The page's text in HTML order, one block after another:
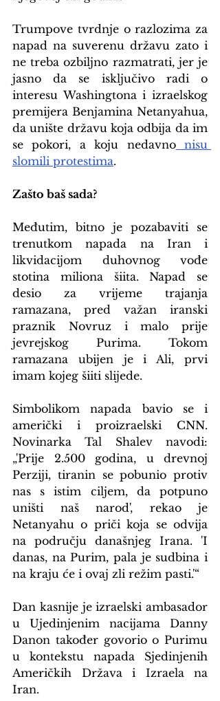
Trumpove tvrdnje o razlozima za
napad na suverenu državu zato i
ne treba ozbiljno razmatrati, jer je
jasno da se isključivo radi o
interesu Washingtona i izraelskog
premijera Benjamina Netanyahua,
da unište državu koja odbija da im
se pokori, a koju nedavno nisu
slomili protestima.
Zašto baš sada?
Međutim, bitno je pozabaviti se
trenutkom napada na Iran i
likvidacijom duhovnog vođe
stotina miliona šiita. Napad se
desio za vrijeme trajanja
ramazana, pred važan iranski
praznik Novruz i malo prije
jevrejskog Purima. Tokom
ramazana ubijen je i Ali, prvi
imam kojeg šiiti slijede.
Simbolikom napada bavio se i
američki i proizraelski CNN.
Novinarka Tal Shalev navodi:
„'Prije 2.500 godina, u drevnoj
Perziji, tiranin se pobunio protiv
nas s istim ciljem, da potpuno
uništi naš narod', rekao je
Netanyahu o priči koja se odvija
na području današnjeg Irana. 'I
danas, na Purim, pala je sudbina i
na kraju će i ovaj zli režim pasti.'“
Dan kasnije je izraelski ambasador
u Ujedinjenim nacijama Danny
Danon također govorio o Purimu
u kontekstu napada Sjedinjenih
Američkih Država i Izraela na
Iran.